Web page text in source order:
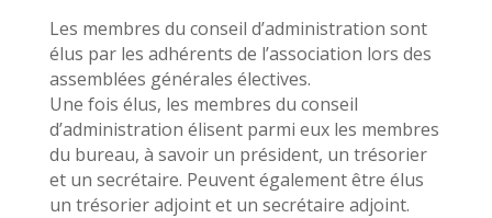
Les membres du conseil d’administration sont
élus par les adhérents de l’association lors des
assemblées générales électives.
Une fois élus, les membres du conseil
d’administration élisent parmi eux les membres
du bureau, à savoir un président, un trésorier
et un secrétaire. Peuvent également être élus
un trésorier adjoint et un secrétaire adjoint.